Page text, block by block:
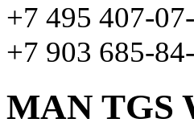
+7 495 407-
+7 903 685-
MAN TGS